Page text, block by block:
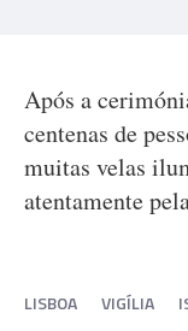
Após a
centenas de
muitas velas
atentamente
LISBOA VIGÍLIA